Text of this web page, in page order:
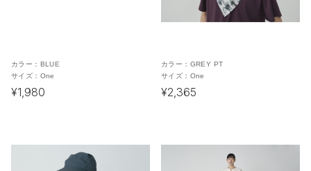
カラー： BLUE
サイズ： One
¥1,980
カラー： GREY PT
サイズ： One
¥2,365